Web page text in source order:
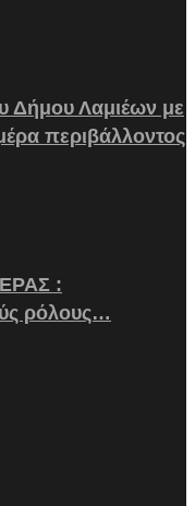
Δήμου Λαμιέων με
περιβάλλοντος
:
ρόλους…